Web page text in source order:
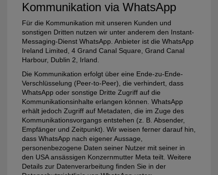
Kommunikation via WhatsApp
Für die Kommunikation mit unseren Kunden und
sonstigen Dritten nutzen wir unter anderem den Instant-
Messaging-Dienst WhatsApp. Anbieter ist die WhatsApp
Ireland Limited, 4 Grand Canal Square, Grand Canal
Harbour, Dublin 2, Irland.
Die Kommunikation erfolgt über eine Ende-zu-Ende-
Verschlüsselung (Peer-to-Peer), die verhindert, dass
WhatsApp oder sonstige Dritte Zugriff auf die
Kommunikationsinhalte erlangen können. WhatsApp
erhält jedoch Zugriff auf Metadaten, die im Zuge des
Kommunikationsvorgangs entstehen (z. B. Absender,
Empfänger und Zeitpunkt). Wir weisen ferner darauf hin,
dass WhatsApp nach eigener Aussage,
personenbezogene Daten seiner Nutzer mit seiner in
den USA ansässigen Konzernmutter Meta teilt. Weitere
Details zur Datenverarbeitung finden Sie in der